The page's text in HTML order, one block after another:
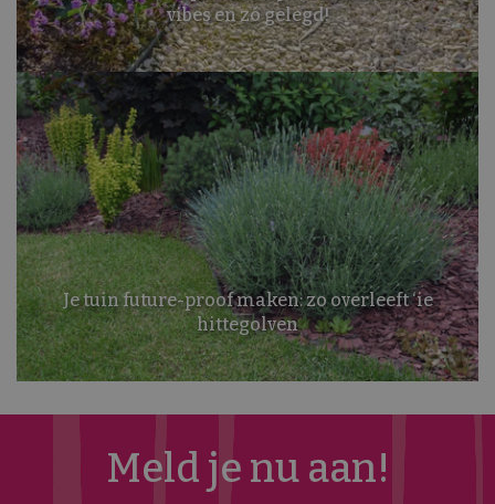
vibes en zó gelegd!
Je tuin future-proof maken: zo overleeft ‘ie
hittegolven
Meld je nu aan!